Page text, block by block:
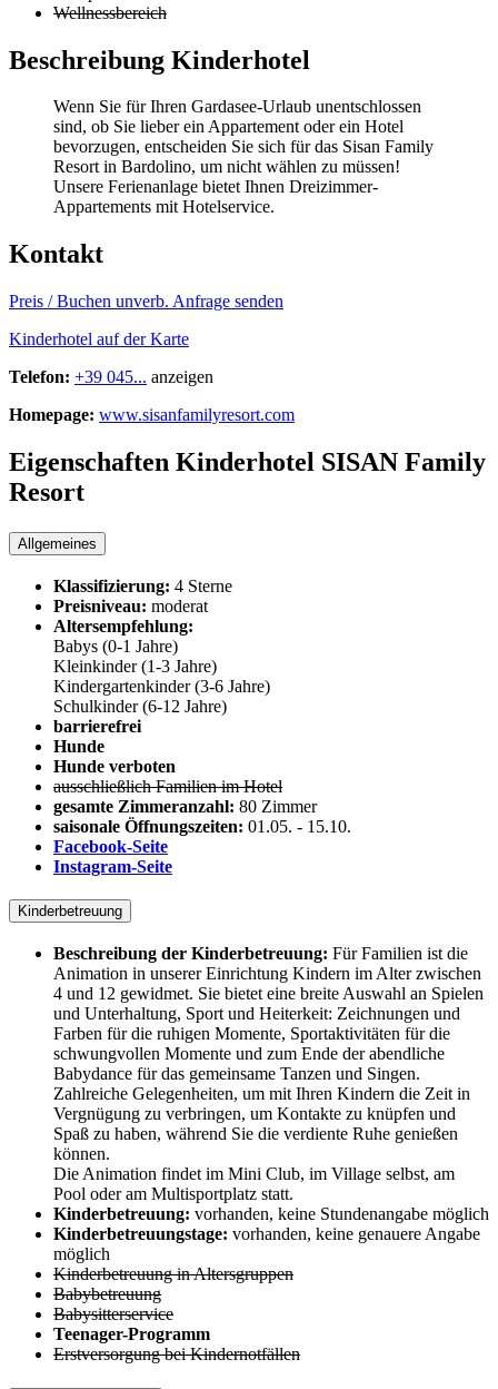
Wellnessbereich
Beschreibung Kinderhotel
Wenn Sie für Ihren Gardasee-Urlaub unentschlossen
sind, ob Sie lieber ein Appartement oder ein Hotel
bevorzugen, entscheiden Sie sich für das Sisan Family
Resort in Bardolino, um nicht wählen zu müssen!
Unsere Ferienanlage bietet Ihnen Dreizimmer-
Appartements mit Hotelservice.
Kontakt
Preis / Buchen unverb. Anfrage senden
Kinderhotel auf der Karte
Telefon: +39 045... anzeigen
Homepage: www.sisanfamilyresort.com
Eigenschaften Kinderhotel SISAN Family
Resort
Allgemeines
Klassifizierung: 4 Sterne
Preisniveau: moderat
Altersempfehlung:
Babys (0-1 Jahre)
Kleinkinder (1-3 Jahre)
Kindergartenkinder (3-6 Jahre)
Schulkinder (6-12 Jahre)
barrierefrei
Hunde
Hunde verboten
ausschließlich Familien im Hotel
gesamte Zimmeranzahl: 80 Zimmer
saisonale Öffnungszeiten: 01.05. - 15.10.
Facebook-Seite
Instagram-Seite
Kinderbetreuung
Beschreibung der Kinderbetreuung: Für Familien ist die
Animation in unserer Einrichtung Kindern im Alter zwischen
4 und 12 gewidmet. Sie bietet eine breite Auswahl an Spielen
und Unterhaltung, Sport und Heiterkeit: Zeichnungen und
Farben für die ruhigen Momente, Sportaktivitäten für die
schwungvollen Momente und zum Ende der abendliche
Babydance für das gemeinsame Tanzen und Singen.
Zahlreiche Gelegenheiten, um mit Ihren Kindern die Zeit in
Vergnügung zu verbringen, um Kontakte zu knüpfen und
Spaß zu haben, während Sie die verdiente Ruhe genießen
können.
Die Animation findet im Mini Club, im Village selbst, am
Pool oder am Multisportplatz statt.
Kinderbetreuung: vorhanden, keine Stundenangabe möglich
Kinderbetreuungstage: vorhanden, keine genauere Angabe
möglich
Kinderbetreuung in Altersgruppen
Babybetreuung
Babysitterservice
Teenager-Programm
Erstversorgung bei Kindernotfällen